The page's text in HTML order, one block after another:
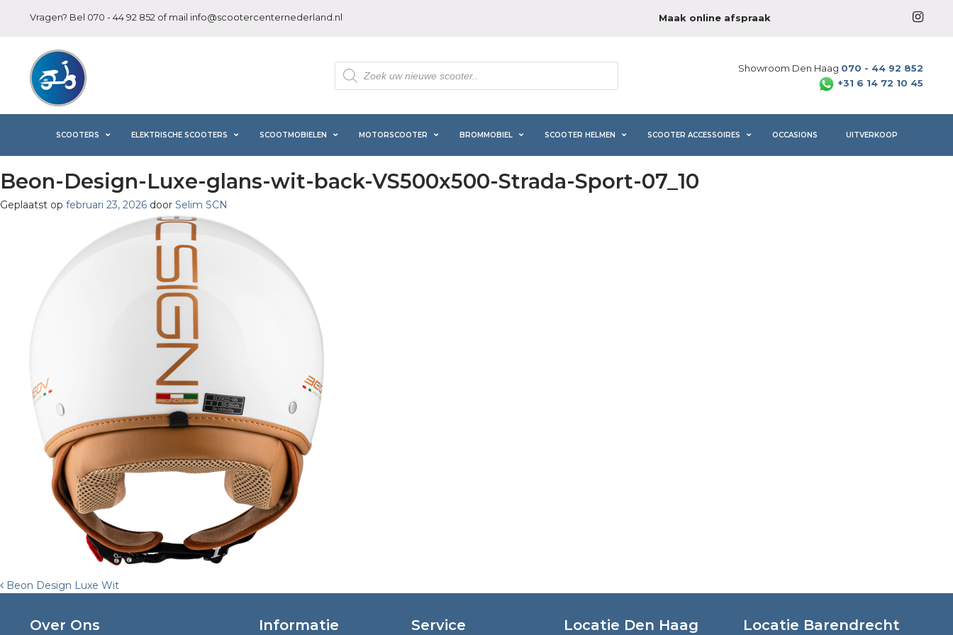
Vragen? Bel 070 - 44 92 852 of mail info@scootercenternederland.nl Maak online afspraak
Producten
zoeken
Showroom Den Haag 070 - 44 92 852
+31 6 14 72 10 45
SCOOTERS ELEKTRISCHE SCOOTERS SCOOTMOBIELEN MOTORSCOOTER BROMMOBIEL SCOOTER HELMEN SCOOTER ACCESSOIRES OCCASIONS UITVERKOOP
Beon-Design-Luxe-glans-wit-back-VS500x500-Strada-Sport-07_10
Geplaatst op februari 23, 2026 door Selim SCN
Post
navigation
Beon Design Luxe Wit
Over Ons Informatie Service Locatie Den Haag Locatie Barendrecht